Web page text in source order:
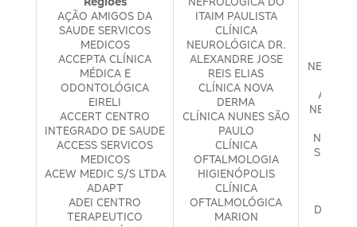
AÇÃO AMIGOS DA
SAUDE SERVICOS
MEDICOS
ACCEPTA CLÍNICA
MÉDICA E
ODONTOLÓGICA
EIRELI
ACCERT CENTRO
INTEGRADO DE SAUDE
ACCESS SERVICOS
MEDICOS
ACEW MEDIC S/S LTDA
ADAPT
ADEI CENTRO
TERAPEUTICO
ITAIM PAULISTA
CLÍNICA
NEUROLÓGICA DR.
ALEXANDRE JOSE
REIS ELIAS
CLÍNICA NOVA
DERMA
CLÍNICA NUNES SÃO
PAULO
CLÍNICA
OFTALMOLOGIA
HIGIENÓPOLIS
CLÍNICA
OFTALMOLÓGICA
MARION
NOSSA